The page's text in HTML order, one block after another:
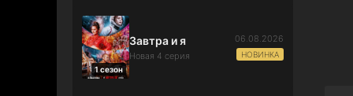
1 сезон
Завтра и я
Новая 4 серия
06.08.2026
НОВИНКА